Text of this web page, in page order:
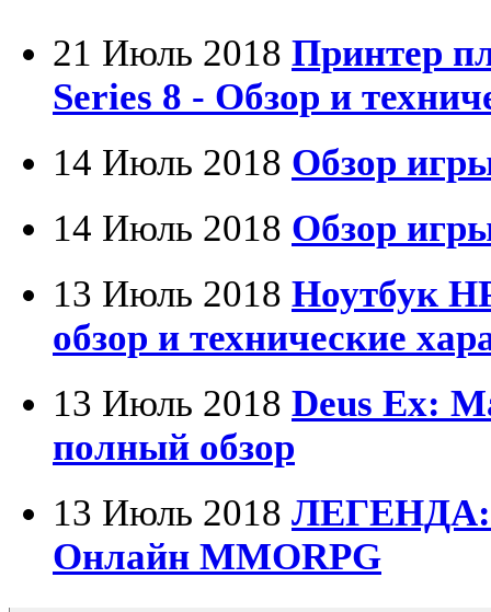
Dell
Dex(3)
Everest
Firtech
Flyper
Foxconn
Fujitsu
G-cube
Gelezka
Gembird
Gemix
21 Июль 2018 Принтер
Series 8 - Обзор и
14 Июль 2018 Обзор
14 Июль 2018 Обзор
13 Июль 2018 Ноутбук
обзор и технические
13 Июль 2018 Deus Ex:
полный обзор
13 Июль 2018
Онлайн MMORPG